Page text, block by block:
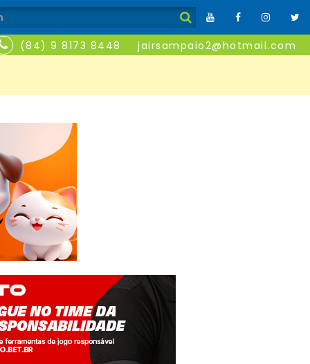
(84) 9 8173 8448 jairsampaio2@hotmail.com